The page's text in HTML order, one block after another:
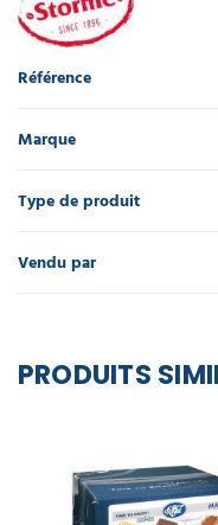
Référence
Marque
Type de produit
Vendu par
PRODUITS